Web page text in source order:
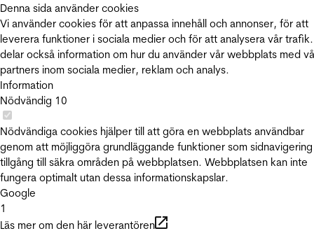
Denna sida använder cookies
Vi använder cookies för att anpassa innehåll och annonser, för att
leverera funktioner i sociala medier och för att analysera vår
delar också information om hur du använder vår webbplats med
partners inom sociala medier, reklam och analys.
Information
Nödvändig 10
Nödvändiga cookies hjälper till att göra en webbplats användbar
genom att möjliggöra grundläggande funktioner som
tillgång till säkra områden på webbplatsen. Webbplatsen kan inte
fungera optimalt utan dessa informationskapslar.
Google
1
Läs mer om den här leverantören